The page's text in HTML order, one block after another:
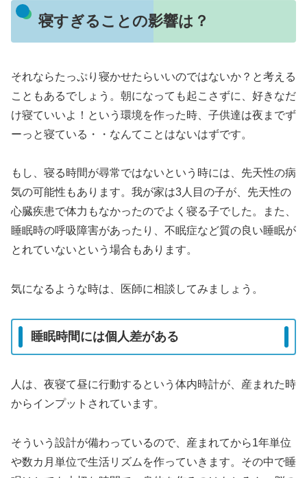
寝すぎることの影響は？
それならたっぷり寝かせたらいいのではないか？と考える
こともあるでしょう。朝になっても起こさずに、好きなだ
け寝ていいよ！という環境を作った時、子供達は夜までず
ーっと寝ている・・なんてことはないはずです。
もし、寝る時間が尋常ではないという時には、先天性の病
気の可能性もあります。我が家は3人目の子が、先天性の
心臓疾患で体力もなかったのでよく寝る子でした。また、
睡眠時の呼吸障害があったり、不眠症など質の良い睡眠が
とれていないという場合もあります。
気になるような時は、医師に相談してみましょう。
睡眠時間には個人差がある
人は、夜寝て昼に行動するという体内時計が、産まれた時
からインプットされています。
そういう設計が備わっているので、産まれてから1年単位
や数カ月単位で生活リズムを作っていきます。その中で睡